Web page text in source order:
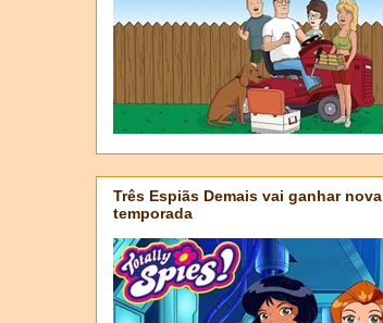
Três Espiãs Demais vai ganhar nova
temporada